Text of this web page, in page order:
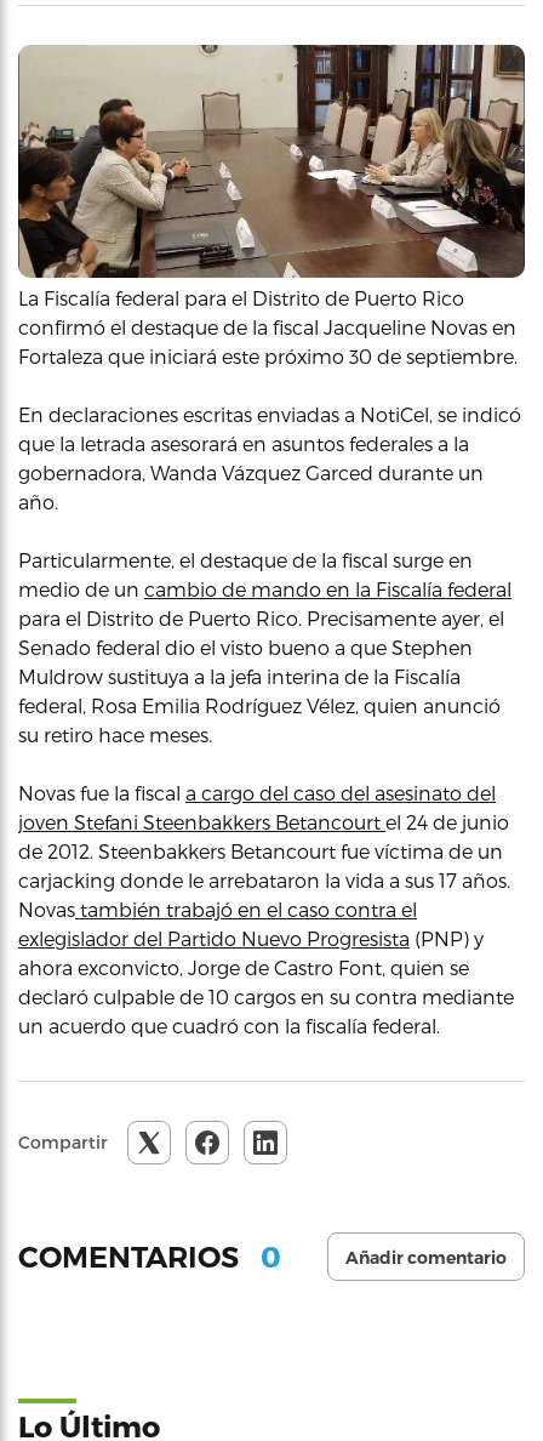
La Fiscalía federal para el Distrito de Puerto Rico
confirmó el destaque de la fiscal Jacqueline Novas en
Fortaleza que iniciará este próximo 30 de septiembre.
En declaraciones escritas enviadas a NotiCel, se indicó
que la letrada asesorará en asuntos federales a la
gobernadora, Wanda Vázquez Garced durante un
año.
Particularmente, el destaque de la fiscal surge en
medio de un cambio de mando en la Fiscalía federal
para el Distrito de Puerto Rico. Precisamente ayer, el
Senado federal dio el visto bueno a que Stephen
Muldrow sustituya a la jefa interina de la Fiscalía
federal, Rosa Emilia Rodríguez Vélez, quien anunció
su retiro hace meses.
Novas fue la fiscal a cargo del caso del asesinato del
joven Stefani Steenbakkers Betancourt el 24 de junio
de 2012. Steenbakkers Betancourt fue víctima de un
carjacking donde le arrebataron la vida a sus 17 años.
Novas también trabajó en el caso contra el
exlegislador del Partido Nuevo Progresista (PNP) y
ahora exconvicto, Jorge de Castro Font, quien se
declaró culpable de 10 cargos en su contra mediante
un acuerdo que cuadró con la fiscalía federal.
Compartir
COMENTARIOS 0 Añadir comentario
Lo Último